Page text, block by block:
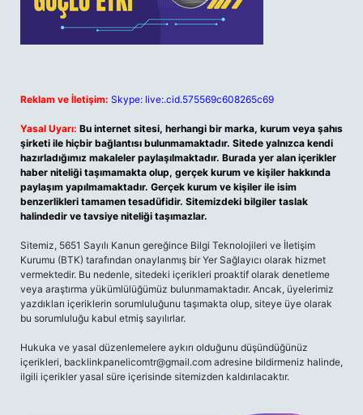
Reklam ve İletişim: Skype: live:.cid.575569c608265c69
Yasal Uyarı: Bu internet sitesi, herhangi bir marka, kurum veya şahıs
şirketi ile hiçbir bağlantısı bulunmamaktadır. Sitede yalnızca kendi
hazırladığımız makaleler paylaşılmaktadır. Burada yer alan içerikler
haber niteliği taşımamakta olup, gerçek kurum ve kişiler hakkında
paylaşım yapılmamaktadır. Gerçek kurum ve kişiler ile isim
benzerlikleri tamamen tesadüfidir. Sitemizdeki bilgiler taslak
halindedir ve tavsiye niteliği taşımazlar.
Sitemiz, 5651 Sayılı Kanun gereğince Bilgi Teknolojileri ve İletişim
Kurumu (BTK) tarafından onaylanmış bir Yer Sağlayıcı olarak hizmet
vermektedir. Bu nedenle, sitedeki içerikleri proaktif olarak denetleme
veya araştırma yükümlülüğümüz bulunmamaktadır. Ancak, üyelerimiz
yazdıkları içeriklerin sorumluluğunu taşımakta olup, siteye üye olarak
bu sorumluluğu kabul etmiş sayılırlar.
Hukuka ve yasal düzenlemelere aykırı olduğunu düşündüğünüz
içerikleri, backlinkpanelicomtr@gmail.com adresine bildirmeniz halinde,
ilgili içerikler yasal süre içerisinde sitemizden kaldırılacaktır.